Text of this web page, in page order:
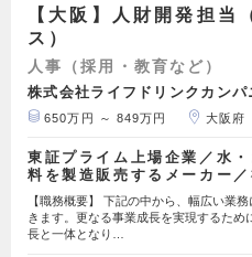
【大阪】人財開発担当
ス）
人事（採用・教育など）
株式会社ライフドリンクカンパ
650万円 ～ 849万円 大阪府
東証プライム上場企業／水
料を製造販売するメーカー
【職務概要】 下記の中から、幅広い業
きます。更なる事業成長を実現するため
長と一体となり…